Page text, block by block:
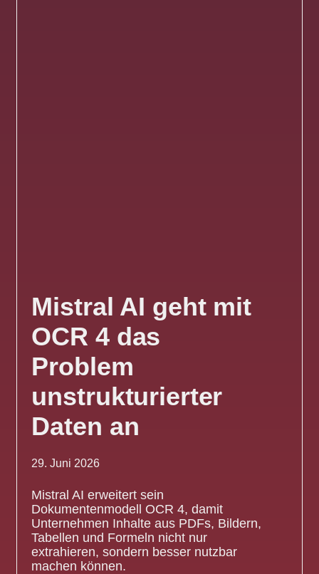
Mistral AI geht mit
OCR 4 das
Problem
unstrukturierter
Daten an
29. Juni 2026
Mistral AI erweitert sein
Dokumentenmodell OCR 4, damit
Unternehmen Inhalte aus PDFs, Bildern,
Tabellen und Formeln nicht nur
extrahieren, sondern besser nutzbar
machen können.